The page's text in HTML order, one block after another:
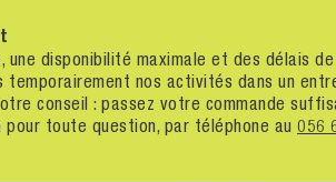
disponibilité maximale et des délais
nos activités dans un
conseil : passez votre commande
toute question, par téléphone au 056